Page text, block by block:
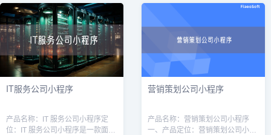
工具，旨在帮助公司提高效率、增
强客户体验
效率和客户管理能力。通过该小程
IT服务公司小程序
产品名称：IT 服务公司小程序定
位：IT 服务公司小程序是一款面向
营销策划公司小程序
产品名称：营销策划公司小程序
一、产品定位：营销策划公司小程